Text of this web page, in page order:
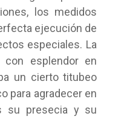
los medidos
ejecución de
especiales. La
esplendor en
un cierto titubeo
para agradecer en
su presecia y su